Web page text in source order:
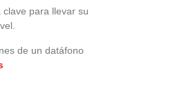
clave para llevar su
de un datáfono